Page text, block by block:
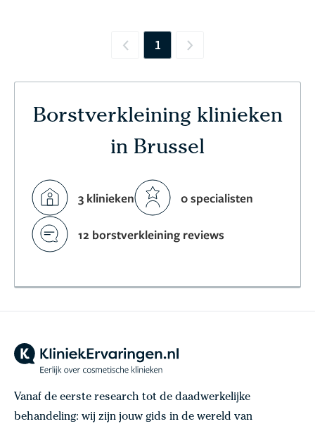
Previous
1 Next
Borstverkleining klinieken
in Brussel
3 klinieken 0 specialisten
12 borstverkleining reviews
Vanaf de eerste research tot de daadwerkelijke
behandeling: wij zijn jouw gids in de wereld van